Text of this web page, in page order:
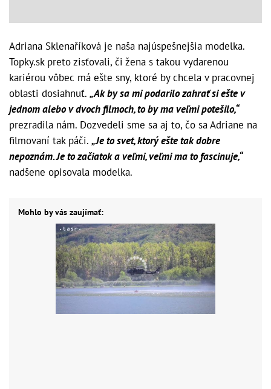
Adriana Sklenaříková je naša najúspešnejšia modelka.
Topky.sk preto zisťovali, či žena s takou vydarenou
kariérou vôbec má ešte sny, ktoré by chcela v pracovnej
oblasti dosiahnuť. „Ak by sa mi podarilo zahrať si ešte v
jednom alebo v dvoch filmoch, to by ma veľmi potešilo,“
prezradila nám. Dozvedeli sme sa aj to, čo sa Adriane na
filmovaní tak páči. „Je to svet, ktorý ešte tak dobre
nepoznám. Je to začiatok a veľmi, veľmi ma to fascinuje,“
nadšene opisovala modelka.
Mohlo by vás zaujímať: